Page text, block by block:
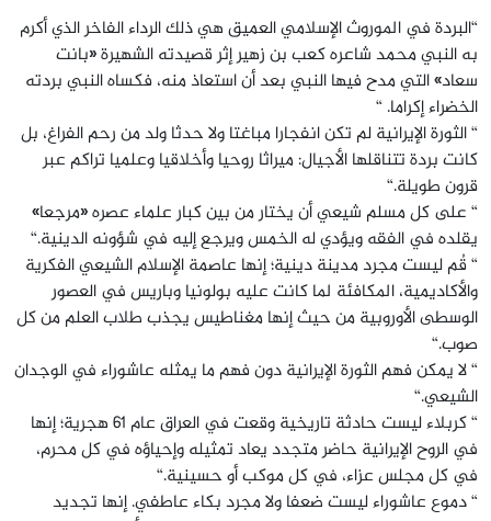
“البردة في الموروث الإسلامي العميق هي ذلك الرداء الفاخر الذي أكرم
به النبي محمد شاعره كعب بن زهير إثر قصيدته الشهيرة «بانت
سعاد» التي مدح فيها النبي بعد أن استعاذ منه، فكساه النبي بردته
الخضراء إكراما. “
“ الثورة الإيرانية لم تكن انفجارا مباغتا ولا حدثا ولد من رحم الفراغ، بل
كانت بردة تتناقلها الأجيال: ميراثا روحيا وأخلاقيا وعلميا تراكم عبر
قرون طويلة.“
“ على كل مسلم شيعي أن يختار من بين كبار علماء عصره «مرجعا»
يقلده في الفقه ويؤدي له الخمس ويرجع إليه في شؤونه الدينية.“
“ قُم ليست مجرد مدينة دينية؛ إنها عاصمة الإسلام الشيعي الفكرية
والأكاديمية، المكافئة لما كانت عليه بولونيا وباريس في العصور
الوسطى الأوروبية من حيث إنها مغناطيس يجذب طلاب العلم من كل
صوب.“
“ لا يمكن فهم الثورة الإيرانية دون فهم ما يمثله عاشوراء في الوجدان
الشيعي.“
“ كربلاء ليست حادثة تاريخية وقعت في العراق عام 61 هجرية؛ إنها
في الروح الإيرانية حاضر متجدد يعاد تمثيله وإحياؤه في كل محرم،
في كل مجلس عزاء، في كل موكب أو حسينية.“
“ دموع عاشوراء ليست ضعفا ولا مجرد بكاء عاطفي. إنها تجديد